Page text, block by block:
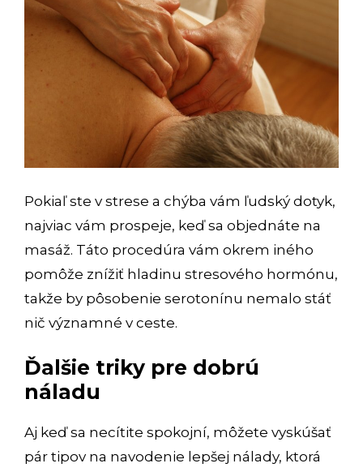
Pokiaľ ste v strese a chýba vám ľudský dotyk,
najviac vám prospeje, keď sa objednáte na
masáž. Táto procedúra vám okrem iného
pomôže znížiť hladinu stresového hormónu,
takže by pôsobenie serotonínu nemalo stáť
nič významné v ceste.
Ďalšie triky pre dobrú
náladu
Aj keď sa necítite spokojní, môžete vyskúšať
pár tipov na navodenie lepšej nálady, ktorá